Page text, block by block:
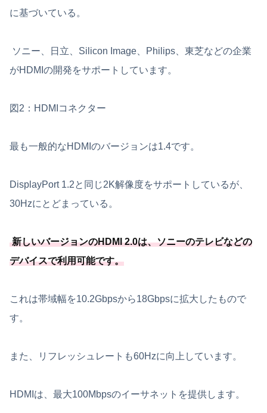
に基づいている。
ソニー、日立、Silicon Image、Philips、東芝などの企業
がHDMIの開発をサポートしています。
図2：HDMIコネクター
最も一般的なHDMIのバージョンは1.4です。
DisplayPort 1.2と同じ2K解像度をサポートしているが、
30Hzにとどまっている。
新しいバージョンのHDMI 2.0は、ソニーのテレビなどの
デバイスで利用可能です。
これは帯域幅を10.2Gbpsから18Gbpsに拡大したもので
す。
また、リフレッシュレートも60Hzに向上しています。
HDMIは、最大100Mbpsのイーサネットを提供します。